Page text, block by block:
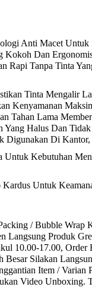
Anti Macet Untuk
Dan
Rapi Tanpa Tinta
Tinta Mengalir
Kenyamanan
Tahan Lama
Yang Halus Dan
Digunakan Di
Untuk Kebutuhan
Untuk
/ Bubble Wrap
Langsung Produk
10.00-17.00,
Besar Silakan
Item /
Video Unboxing.